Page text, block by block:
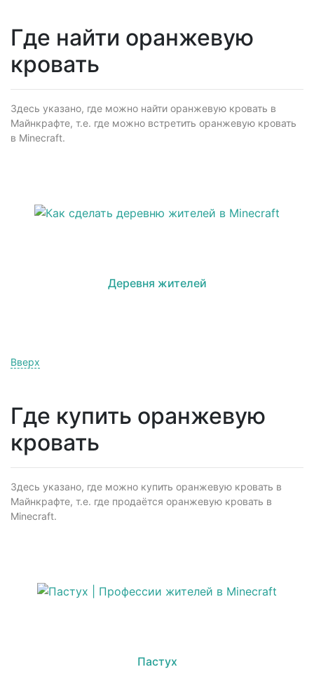
Где найти оранжевую
кровать
Здесь указано, где можно найти оранжевую кровать в
Майнкрафте, т.е. где можно встретить оранжевую кровать
в Minecraft.
Деревня жителей
Вверх
Где купить оранжевую
кровать
Здесь указано, где можно купить оранжевую кровать в
Майнкрафте, т.е. где продаётся оранжевую кровать в
Minecraft.
Пастух